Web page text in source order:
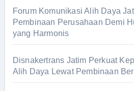
Forum Komunikasi Alih Daya
Pembinaan Perusahaan Demi
yang Harmonis
Disnakertrans Jatim Perkuat
Alih Daya Lewat Pembinaan